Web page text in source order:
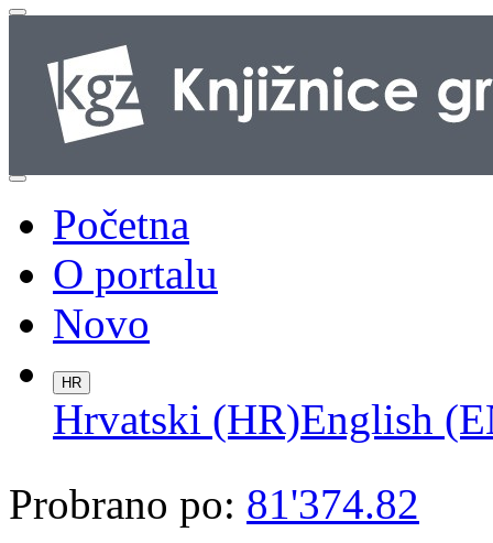
Početna
O portalu
Novo
HR
Hrvatski (HR)English
Probrano po: 81'374.82